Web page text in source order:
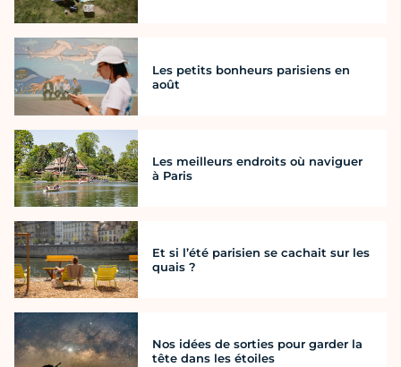
Les petits bonheurs parisiens en
août
Les meilleurs endroits où naviguer
à Paris
Et si l’été parisien se cachait sur les
quais ?
Nos idées de sorties pour garder la
tête dans les étoiles